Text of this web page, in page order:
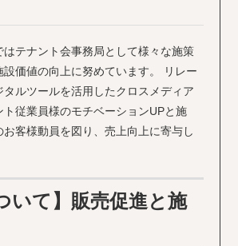
はテナント会事務局として様々な施策
設価値の向上に努めています。 リレー
タルツールを活用したクロスメディア
ト従業員様のモチベーションUPと施
客様動員を図り、売上向上に寄与し
いて】販売促進と施